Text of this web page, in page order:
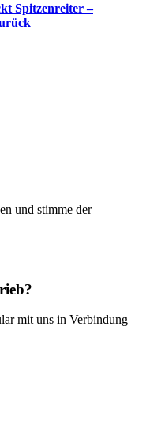
Spitzenreiter –
und stimme der
mit uns in Verbindung